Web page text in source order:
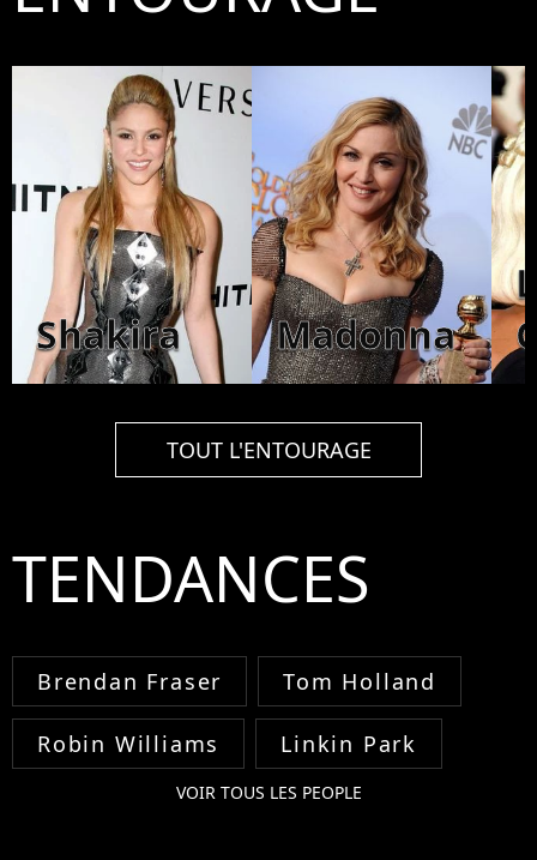
Shakira Madonna
TOUT L'ENTOURAGE
TENDANCES
Brendan Fraser Tom Holland
Robin Williams Linkin Park
VOIR TOUS LES PEOPLE